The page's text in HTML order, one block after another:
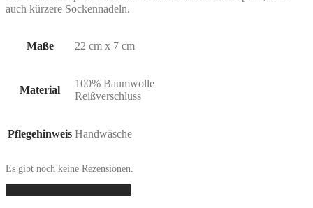
auch kürzere Sockennadeln.
Maße 22 cm x 7 cm
Material
100% Baumwolle
Reißverschluss
Pflegehinweis Handwäsche
Es gibt noch keine Rezensionen.